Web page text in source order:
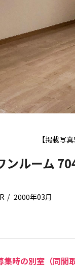
【掲載写
ンルーム
2000年03月
集時の別室（同間